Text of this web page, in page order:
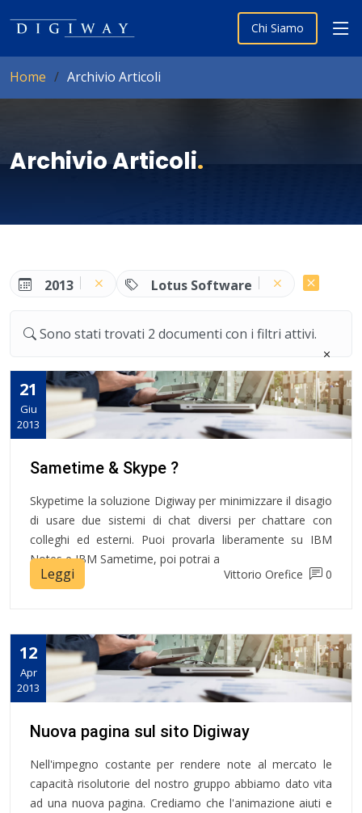
Chi Siamo
Home Archivio Articoli
Archivio Articoli.
2013 Lotus Software
Sono stati trovati 2 documenti con i filtri attivi.
21
Giu
2013
Sametime & Skype ?
Skypetime la soluzione Digiway per minimizzare il disagio
di usare due sistemi di chat diversi per chattare con
colleghi ed esterni. Puoi provarla liberamente su IBM
Notes e IBM Sametime, poi potrai a
Leggi Vittorio Orefice 0
12
Apr
2013
Nuova pagina sul sito Digiway
Nell'impegno costante per rendere note al mercato le
capacità risolutorie del nostro gruppo abbiamo dato vita
ad una nuova pagina. Crediamo che l'animazione aiuti e